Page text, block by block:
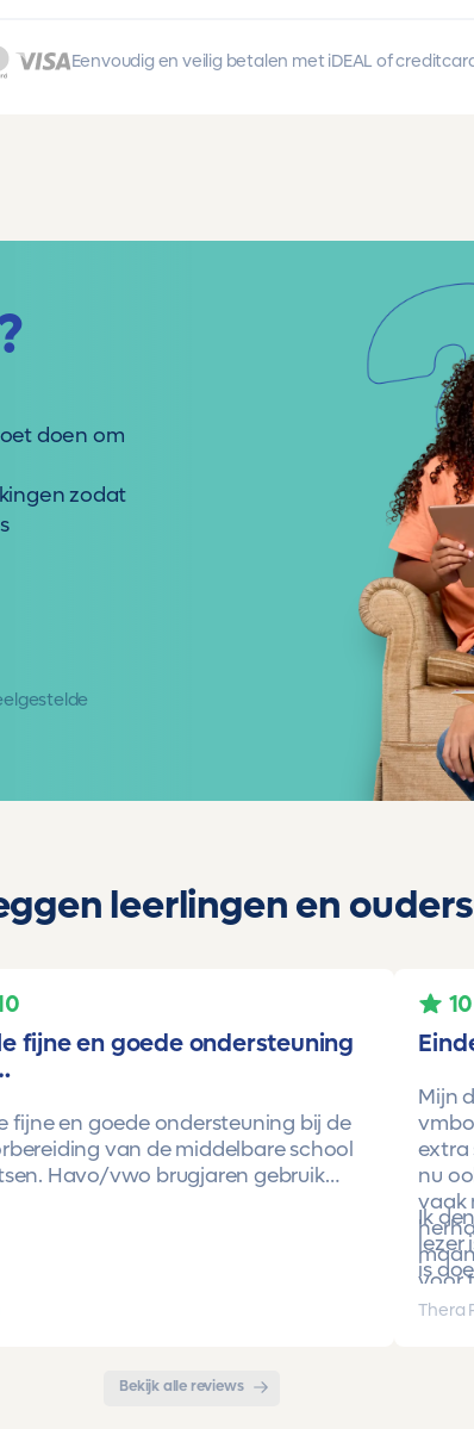
Eenvoudig en veilig betalen met iDEAL of
doen om
zodat
leerlingen en ouders
fijne en goede ondersteuning
fijne en goede ondersteuning bij de
van de middelbare school
Havo/vwo brugjaren gebruik
Goede snelle communicatie
10
Mijn
extra
nu
vaak
voor
Ik
lezer
is
Thera
Bekijk alle reviews